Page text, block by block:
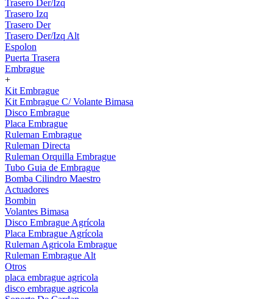
Trasero Der/Izq
Trasero Izq
Trasero Der
Trasero Der/Izq Alt
Espolon
Puerta Trasera
Embrague
+
Kit Embrague
Kit Embrague C/ Volante Bimasa
Disco Embrague
Placa Embrague
Ruleman Embrague
Ruleman Directa
Ruleman Orquilla Embrague
Tubo Guia de Embrague
Bomba Cilindro Maestro
Actuadores
Bombin
Volantes Bimasa
Disco Embrague Agrícola
Placa Embrague Agrícola
Ruleman Agricola Embrague
Ruleman Embrague Alt
Otros
placa embrague agricola
disco embrague agricola